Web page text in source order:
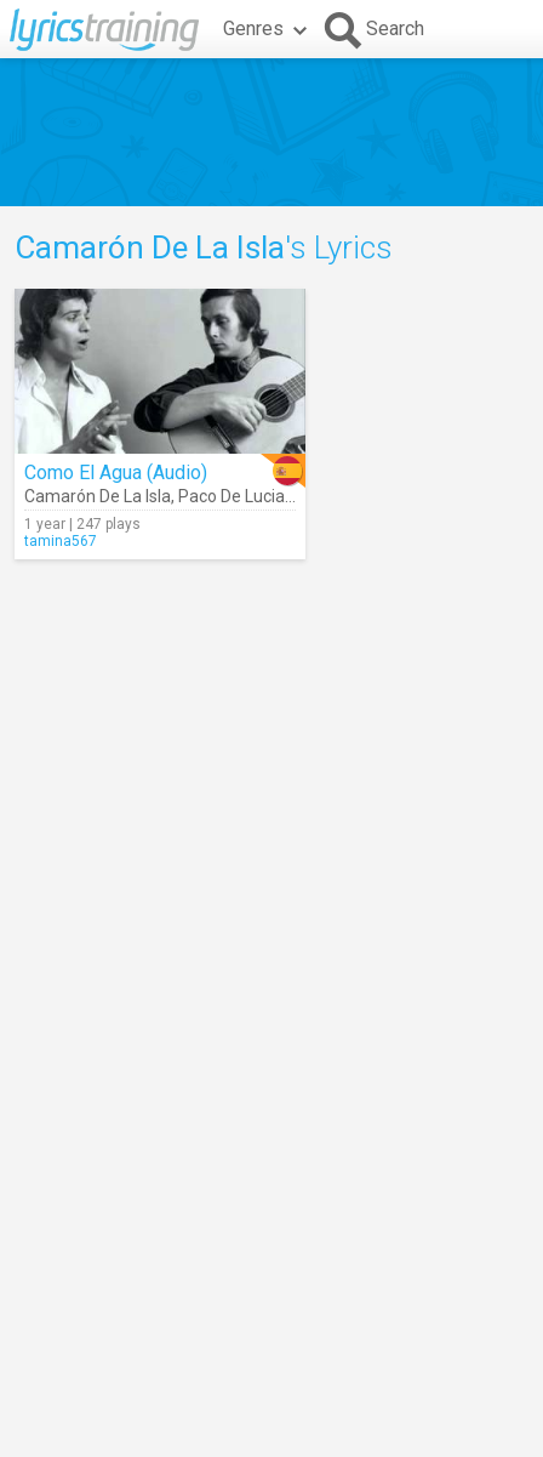
Genres Search
Camarón De La Isla's Lyrics
Como El Agua (Audio)
Camarón De La Isla, Paco De Lucia
1 year | 247 plays
tamina567